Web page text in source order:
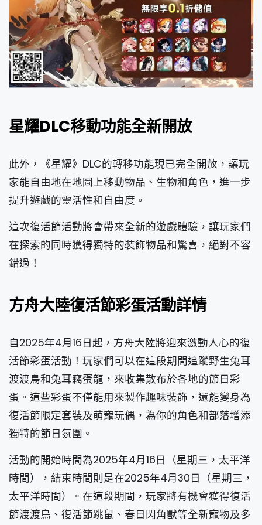
星耀DLC移動功能全新開放
此外，《星耀》DLC的轉移功能現已完全開放，讓玩
家能自由地在地圖上移動物品、生物和角色，進一步
提升遊戲的靈活性和自由度。
這次復活節活動將會帶來全新的遊戲體驗，讓玩家們
在探索的同時獲得獨特的裝飾物品和驚喜，絕對不容
錯過！
方舟大陸復活節彩蛋活動詳情
自2025年4月16日起，方舟大陸將迎來激動人心的復
活節彩蛋活動！玩家們可以在這段期間追蹤野生兔耳
渡渡鳥和兔耳竊蛋龍，來收集散布於各地的節日彩
蛋。這些彩蛋不僅能用來製作趣味裝飾，還能變身為
復活節限定套裝及萌寵玩偶，為你的角色和部落增添
獨特的節日氛圍。
活動的開始時間為2025年4月16日（星期三，太平洋
時間），結束時間則是在2025年4月30日（星期三，
太平洋時間）。在這段期間，玩家將有機會獲得復活
節渡渡鳥、復活節跳鼠、春日閃角獸等全新寵物及多